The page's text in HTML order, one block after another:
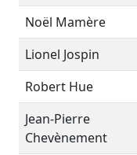
Noël Mamère
Lionel Jospin
Robert Hue
Jean-Pierre
Chevènement